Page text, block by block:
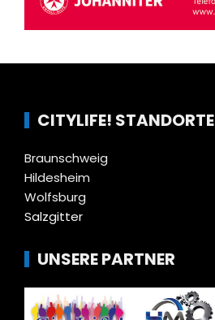
CITYLIFE! STANDORTE
Braunschweig
Hildesheim
Wolfsburg
Salzgitter
UNSERE PARTNER